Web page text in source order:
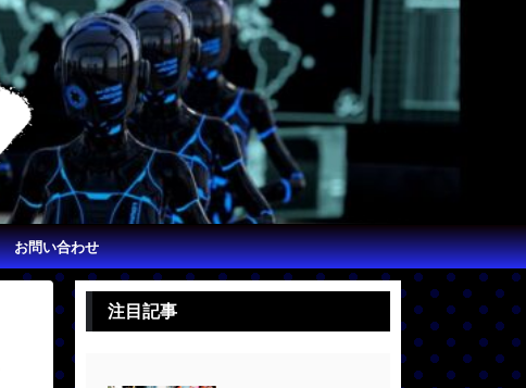
お問い合わせ
注目記事